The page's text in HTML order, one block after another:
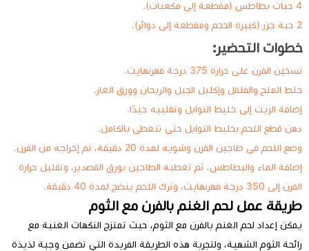
4 حبات بطاطس (مقطعة إلى مكعبات).
2 حبة جزر (كبيرة الحجم ومقطعة إلى دوائر).
خطوات التحضير:
تسخين الفرن على حرارة 375 درجة فهرنهايت.
خلط الملح والفلفل وإكليل الجبل والريحان وورق الغار.
إضافة الزيت إلى خليط التوابل وتقليبه جيدًا.
دهن قطع اللحم بخليط التوابل حتى تتغطى بالكامل.
وضع اللحم في طاجين الفرن وشويه لمدة 20 دقيقة، ثم إخراجه من الفرن.
إضافة الماء والبطاطس، ثم تغطية الطاجين بورق القصدير، وتقليل حرارة
الفرن إلى 350 درجة فهرنهايت، وترك اللحم ينضج لمدة 40 دقيقة.
طريقة عمل لحم الغنم بالفرن مع الثوم
يمكن إعداد لحم الغنم بالفرن مع الثوم، حيث تمتزج النكهات الغنية مع
رائحة الثوم الشهية، ولتجربة هذه الطريقة الفريدة التي تضمن وجبة لذيذة